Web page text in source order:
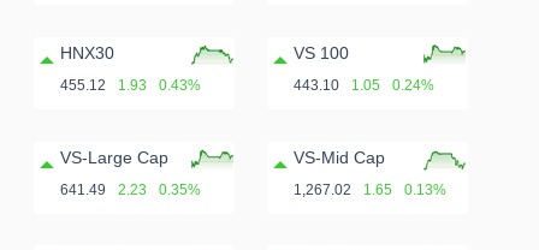
HNX30
455.12 1.93 0.43%
VS 100
443.10 1.05 0.24%
VS-Large Cap
641.49 2.23 0.35%
VS-Mid Cap
1,267.02 1.65 0.13%